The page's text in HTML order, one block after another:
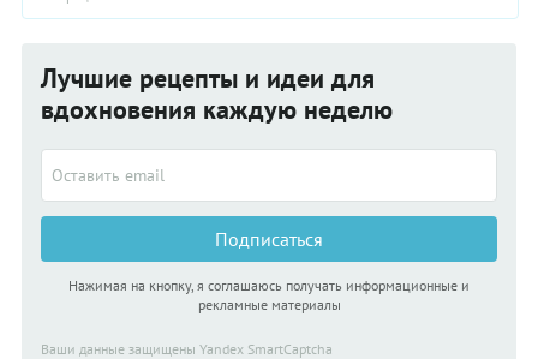
Лучшие рецепты и идеи для
вдохновения каждую неделю
Подписаться
Нажимая на кнопку, я соглашаюсь получать информационные и
рекламные материалы
Ваши данные защищены Yandex SmartCaptcha